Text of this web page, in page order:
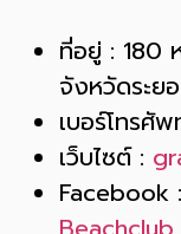
ที่อยู่ : 180
จังหวัดระย
เบอร์โทรศั
เว็บไซต์ :
Facebook :